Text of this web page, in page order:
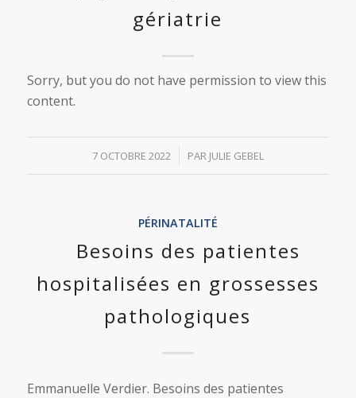
gériatrie
Sorry, but you do not have permission to view this
content.
7 OCTOBRE 2022
/ PAR JULIE GEBEL
PÉRINATALITÉ
Besoins des patientes
hospitalisées en grossesses
pathologiques
Emmanuelle Verdier. Besoins des patientes